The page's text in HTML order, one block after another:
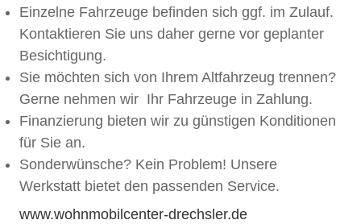
Einzelne Fahrzeuge befinden sich ggf. im Zulauf.
Kontaktieren Sie uns daher gerne vor geplanter
Besichtigung.
Sie möchten sich von Ihrem Altfahrzeug trennen?
Gerne nehmen wir Ihr Fahrzeuge in Zahlung.
Finanzierung bieten wir zu günstigen Konditionen
für Sie an.
Sonderwünsche? Kein Problem! Unsere
Werkstatt bietet den passenden Service.
www.wohnmobilcenter-drechsler.de